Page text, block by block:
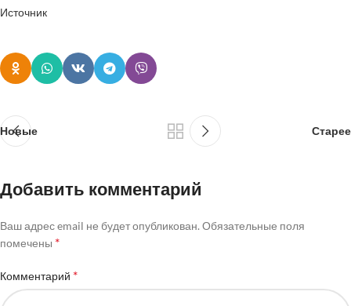
Источник
Новые Старее
Добавить комментарий
Ваш адрес email не будет опубликован. Обязательные поля
помечены *
Комментарий *